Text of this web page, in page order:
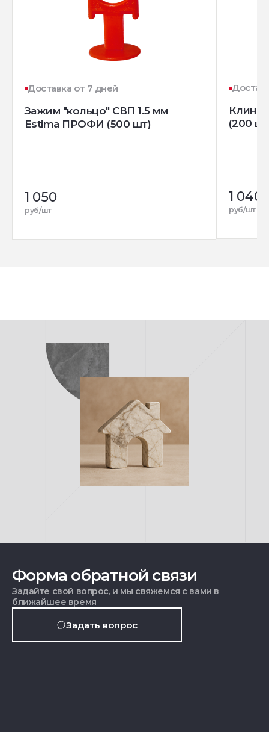
Доставка от 7 дней
Зажим "кольцо" СВП 1.5 мм
Estima ПРОФИ (500 шт)
1 050
руб/шт
Клин
(200
1 040
руб/шт
Форма обратной связи
Задайте свой вопрос, и мы свяжемся с вами в
ближайшее время
Задать вопрос